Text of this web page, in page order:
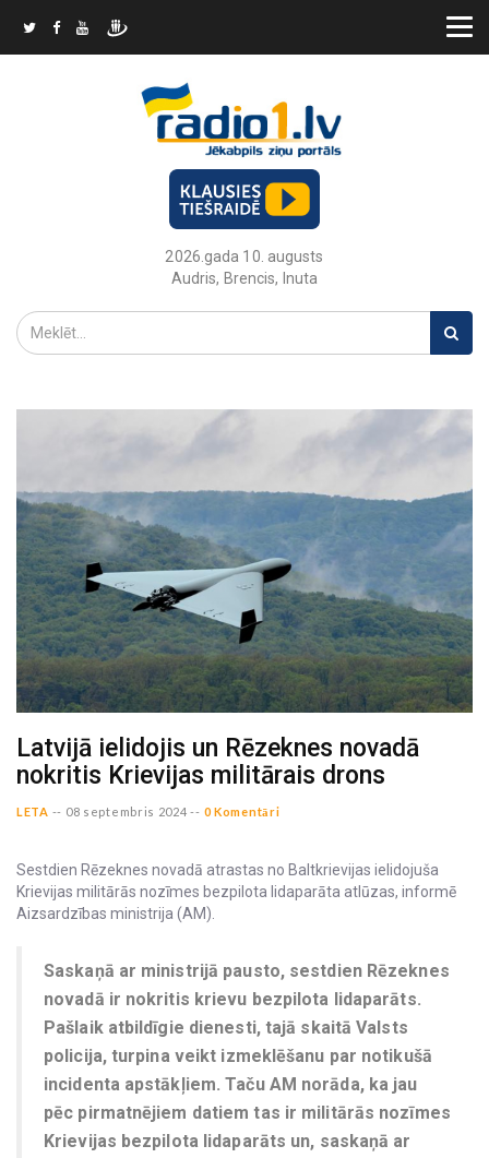
2026.gada 10. augusts
Audris, Brencis, Inuta
Latvijā ielidojis un Rēzeknes novadā
nokritis Krievijas militārais drons
LETA -- 08 septembris 2024 -- 0 Komentāri
Sestdien Rēzeknes novadā atrastas no Baltkrievijas ielidojuša
Krievijas militārās nozīmes bezpilota lidaparāta atlūzas, informē
Aizsardzības ministrija (AM).
Saskaņā ar ministrijā pausto, sestdien Rēzeknes
novadā ir nokritis krievu bezpilota lidaparāts.
Pašlaik atbildīgie dienesti, tajā skaitā Valsts
policija, turpina veikt izmeklēšanu par notikušā
incidenta apstākļiem. Taču AM norāda, ka jau
pēc pirmatnējiem datiem tas ir militārās nozīmes
Krievijas bezpilota lidaparāts un, saskaņā ar